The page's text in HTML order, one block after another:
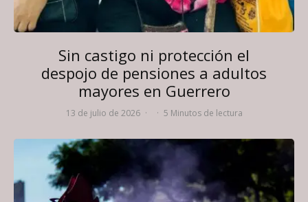
Sin castigo ni protección el
despojo de pensiones a adultos
mayores en Guerrero
13 de julio de 2026 · · 5 Minutos de lectura